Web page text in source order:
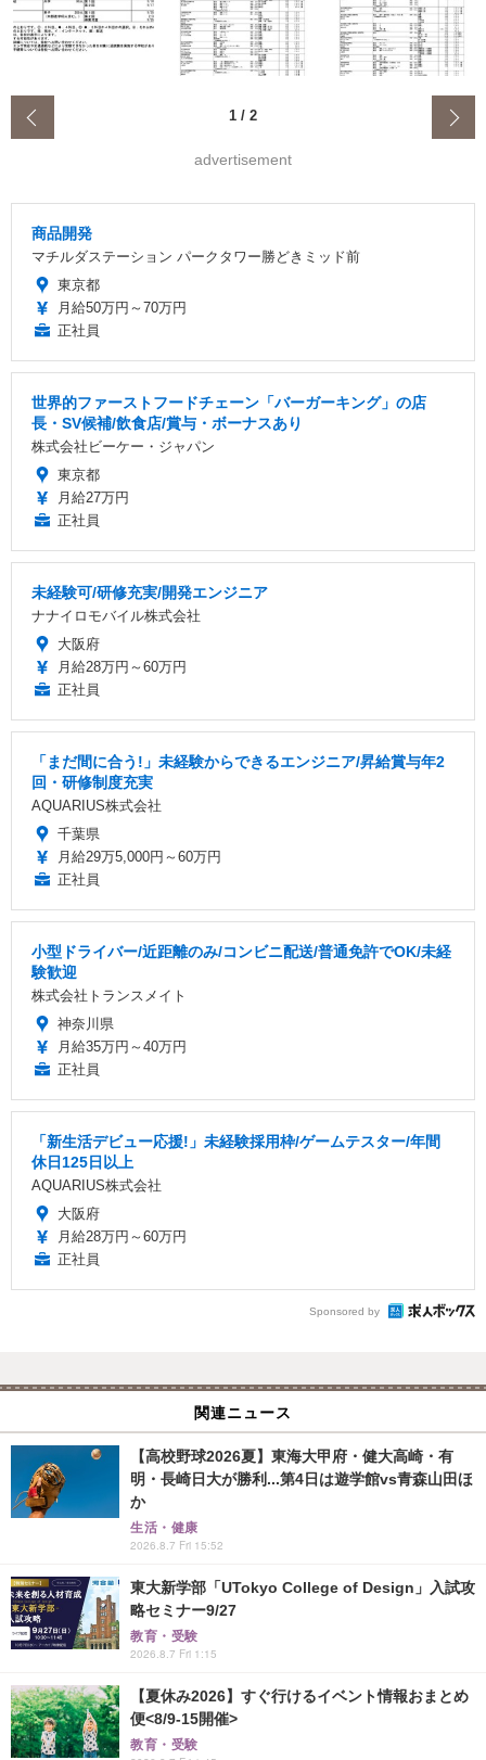
1 / 2
advertisement
商品開発
マチルダステーション パークタワー勝どきミッド前
東京都
月給50万円～70万円
正社員
世界的ファーストフードチェーン「バーガーキング」の店
長・SV候補/飲食店/賞与・ボーナスあり
株式会社ビーケー・ジャパン
東京都
月給27万円
正社員
未経験可/研修充実/開発エンジニア
ナナイロモバイル株式会社
大阪府
月給28万円～60万円
正社員
「まだ間に合う!」未経験からできるエンジニア/昇給賞与年2
回・研修制度充実
AQUARIUS株式会社
千葉県
月給29万5,000円～60万円
正社員
小型ドライバー/近距離のみ/コンビニ配送/普通免許でOK/未経
験歓迎
株式会社トランスメイト
神奈川県
月給35万円～40万円
正社員
「新生活デビュー応援!」未経験採用枠/ゲームテスター/年間
休日125日以上
AQUARIUS株式会社
大阪府
月給28万円～60万円
正社員
Sponsored by
関連ニュース
【高校野球2026夏】東海大甲府・健大高崎・有
明・長崎日大が勝利...第4日は遊学館vs青森山田ほ
か
生活・健康
2026.8.7 Fri 15:52
東大新学部「UTokyo College of Design」入試攻
略セミナー9/27
教育・受験
2026.8.7 Fri 1:15
【夏休み2026】すぐ行けるイベント情報おまとめ
便<8/9-15開催>
教育・受験